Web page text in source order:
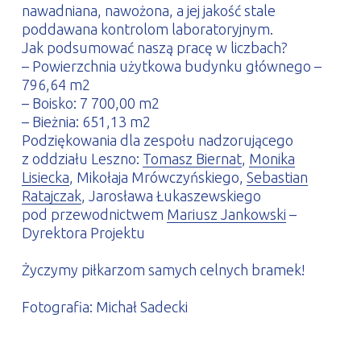
nawadniana, nawożona, a jej jakość stale
poddawana kontrolom laboratoryjnym.
Jak podsumować naszą pracę w liczbach?
– Powierzchnia użytkowa budynku głównego –
796,64 m2
– Boisko: 7 700,00 m2
– Bieżnia: 651,13 m2
Podziękowania dla zespołu nadzorującego
z oddziału Leszno: Tomasz Biernat, Monika
Lisiecka, Mikołaja Mrówczyńskiego, Sebastian
Ratajczak, Jarosława Łukaszewskiego
pod przewodnictwem Mariusz Jankowski –
Dyrektora Projektu
Życzymy piłkarzom samych celnych bramek!
Fotografia: Michał Sadecki